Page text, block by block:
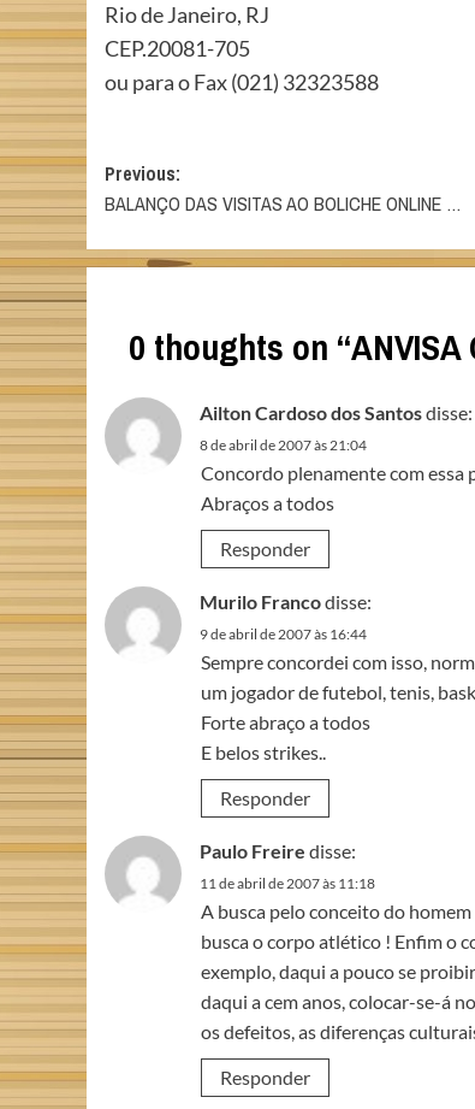
Rio de Janeiro, RJ
CEP.20081-705
ou para o Fax (021) 32323588
Post
navigation
Previous:
BALANÇO DAS VISITAS AO BOLICHE ONLINE …
0 thoughts on “ANVISA
Ailton Cardoso dos Santosdisse:
8 de abril de 2007 às 21:04
Concordo plenamente com essa
Abraços a todos
Responder
Murilo Francodisse:
9 de abril de 2007 às 16:44
Sempre concordei com isso,
um jogador de futebol, tenis,
Forte abraço a todos
E belos strikes..
Responder
Paulo Freire disse:
11 de abril de 2007 às 11:18
A busca pelo conceito do
busca o corpo atlético ! Enfim o
exemplo, daqui a pouco se
daqui a cem anos, colocar-se-á
os defeitos, as diferenças
Responder